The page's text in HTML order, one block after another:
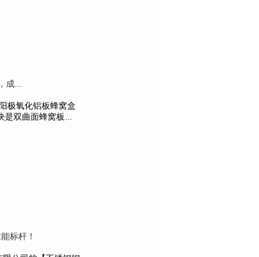
成...
极氧化铝板蜂窝盒
是双曲面蜂窝板...
标杆！